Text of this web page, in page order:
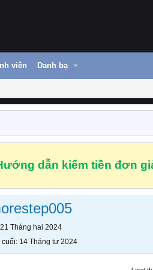
viên Danh bạ
dẫn kiếm tiền đơn
21 Tháng hai 2024
cuối 14 Tháng tư 2024